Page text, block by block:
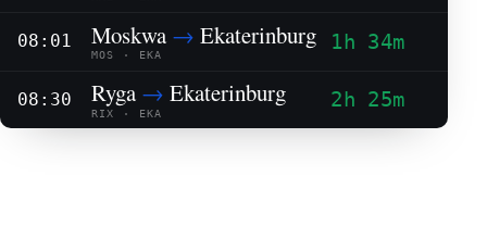
08:01 Moskwa → Ekaterinburg
MOS · EKA
1h 34m
08:30 Ryga → Ekaterinburg
RIX · EKA
2h 25m